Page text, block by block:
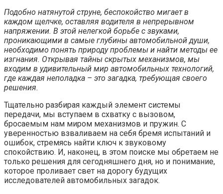
Подобно натянутой струне, беспокойство мигает в
каждом щелчке, оставляя водителя в непрерывном
напряжении. В этой нелегкой борьбе с звуками,
проникающими в самые глубины автомобильной души,
необходимо понять природу проблемы и найти методы ее
изгнания. Открывая тайны скрытых механизмов, мы
входим в удивительный мир автомобильных технологий,
где каждая неполадка – это загадка, требующая своего
решения.
Тщательно разбирая каждый элемент системы
передачи, мы вступаем в схватку с вызовом,
бросаемым нам миром механизмов и пружин. С
уверенностью взваливаем на себя бремя испытаний и
ошибок, стремясь найти ключ к звуковому
спокойствию. И, наконец, в этом поиске мы обретаем не
только решения для сегодняшнего дня, но и понимание,
которое проливает свет на дорогу будущих
исследователей автомобильных загадок.